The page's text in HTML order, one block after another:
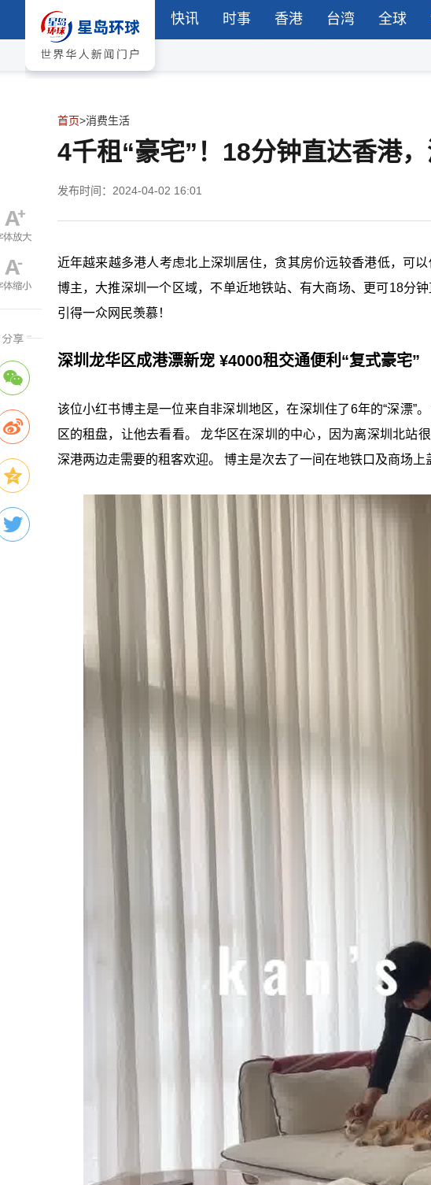
快讯 时事 香港 台湾 全球
首页>消费生活
4千租“豪宅”！18分钟直达香港
发布时间：2024-04-02 16:01
近年越来越多港人考虑北上深圳居住，贪其房价远较香港低，可
博主，大推深圳一个区域，不单近地铁站、有大商场、更可18分
引得一众网民羡慕！
深圳龙华区成港漂新宠 ¥4000租交通便利“复式豪宅”
该位小红书博主是一位来自非深圳地区，在深圳住了6年的“深漂”
区的租盘，让他去看看。 龙华区在深圳的中心，因为离深圳北站
深港两边走需要的租客欢迎。 博主是次去了一间在地铁口及商场上